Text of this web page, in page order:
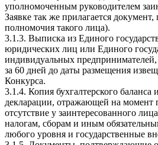
уполномоченным руководителем
Заявке так же прилагается
полномочия такого лица).
3.1.3. Выписка из Единого
юридических лиц или Единого
индивидуальных
за 60 дней до даты размещения
Конкурса.
3.1.4. Копия бухгалтерского баланса
декларации, отражающей на момент
отсутствие у заинтересованного
налогам, сборам и иным
любого уровня и государственные